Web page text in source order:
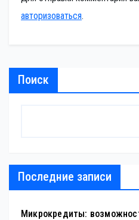
авторизоваться.
Поиск
Последние записи
Микрокредиты: